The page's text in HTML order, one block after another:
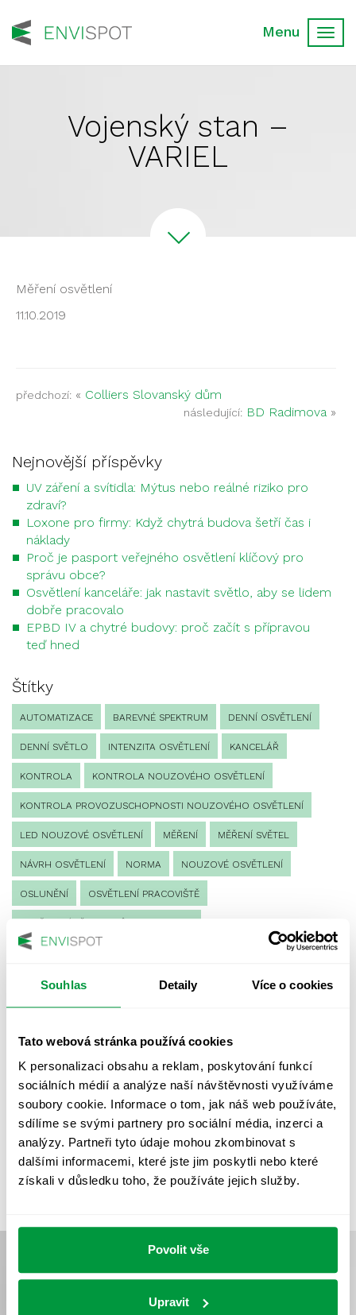
Souhlas Detaily Více o cookies
Tato webová stránka používá cookies
K personalizaci obsahu a reklam, poskytování funkcí
sociálních médií a analýze naší návštěvnosti využíváme
soubory cookie. Informace o tom, jak náš web používáte,
sdílíme se svými partnery pro sociální média, inzerci a
analýzy. Partneři tyto údaje mohou zkombinovat s
dalšími informacemi, které jste jim poskytli nebo které
získali v důsledku toho, že používáte jejich služby.
Povolit vše
Upravit
Vojenský stan –
VARIEL
Měření osvětlení
11.10.2019
předchozí: « Colliers Slovanský dům
následující: BD Radimova»
Nejnovější příspěvky
UV záření a svítidla: Mýtus nebo reálné riziko pro
zdraví?
Loxone pro firmy: Když chytrá budova šetří čas i
náklady
Proč je pasport veřejného osvětlení klíčový pro
správu obce?
Osvětlení kanceláře: jak nastavit světlo, aby se lidem
dobře pracovalo
EPBD IV a chytré budovy: proč začít s přípravou
teď hned
Štítky
AUTOMATIZACE BAREVNÉ SPEKTRUM DENNÍ OSVĚTLENÍ
DENNÍ SVĚTLO INTENZITA OSVĚTLENÍ KANCELÁŘ
KONTROLA KONTROLA NOUZOVÉHO OSVĚTLENÍ
KONTROLA PROVOZUSCHOPNOSTI NOUZOVÉHO OSVĚTLENÍ
LED NOUZOVÉ OSVĚTLENÍ MĚŘENÍ MĚŘENÍ SVĚTEL
NÁVRH OSVĚTLENÍ NORMA NOUZOVÉ OSVĚTLENÍ
OSLUNĚNÍ OSVĚTLENÍ PRACOVIŠTĚ
OSVĚTLENÍ SPORTOVIŠŤ
PROTIPANICKÉ OSVĚTLENÍ
PROVOZNÍ DENÍK NOUZOVÉHO OSVĚTLENÍ
REVIZE NOUZOVÉHO OSVĚTLENÍ ŘÍZENÍ
UMĚLÉ OSVĚTLENÍ VEŘEJNÉ OSVĚTLENÍ
VÝPOČET OSVĚTLENÍ VÝPOČET ZASTÍNĚNÍ
VÝPOČTY A NÁVRHY ZASTÍNĚNÍ
ZKOUŠKY NOUZOVÉHO OSVĚTLENÍ